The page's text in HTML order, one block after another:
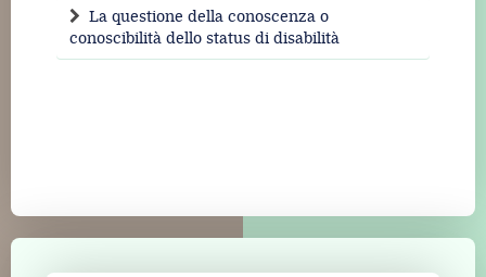
La questione della conoscenza o
conoscibilità dello status di disabilità